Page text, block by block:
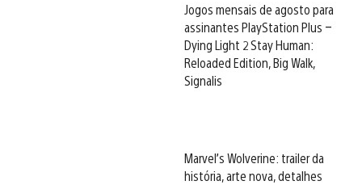
Jogos mensais de agosto para
assinantes PlayStation Plus –
Dying Light 2 Stay Human:
Reloaded Edition, Big Walk,
Signalis
Marvel’s Wolverine: trailer da
história, arte nova, detalhes